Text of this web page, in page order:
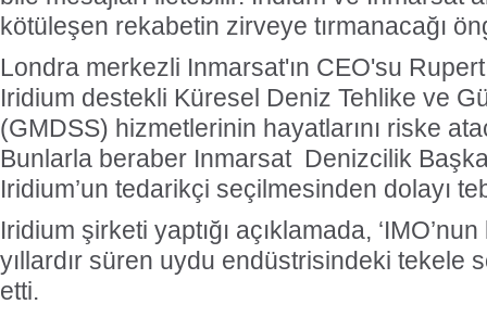
kötüleşen rekabetin zirveye tırmanacağı
Londra merkezli Inmarsat'ın CEO'su
Iridium destekli Küresel Deniz Tehlike ve
(GMDSS) hizmetlerinin hayatlarını riske
Bunlarla beraber Inmarsat Denizcilik
Iridium’un tedarikçi seçilmesinden dolayı
Iridium şirketi yaptığı açıklamada, ‘IMO’nun
yıllardır süren uydu endüstrisindeki tekele
etti.